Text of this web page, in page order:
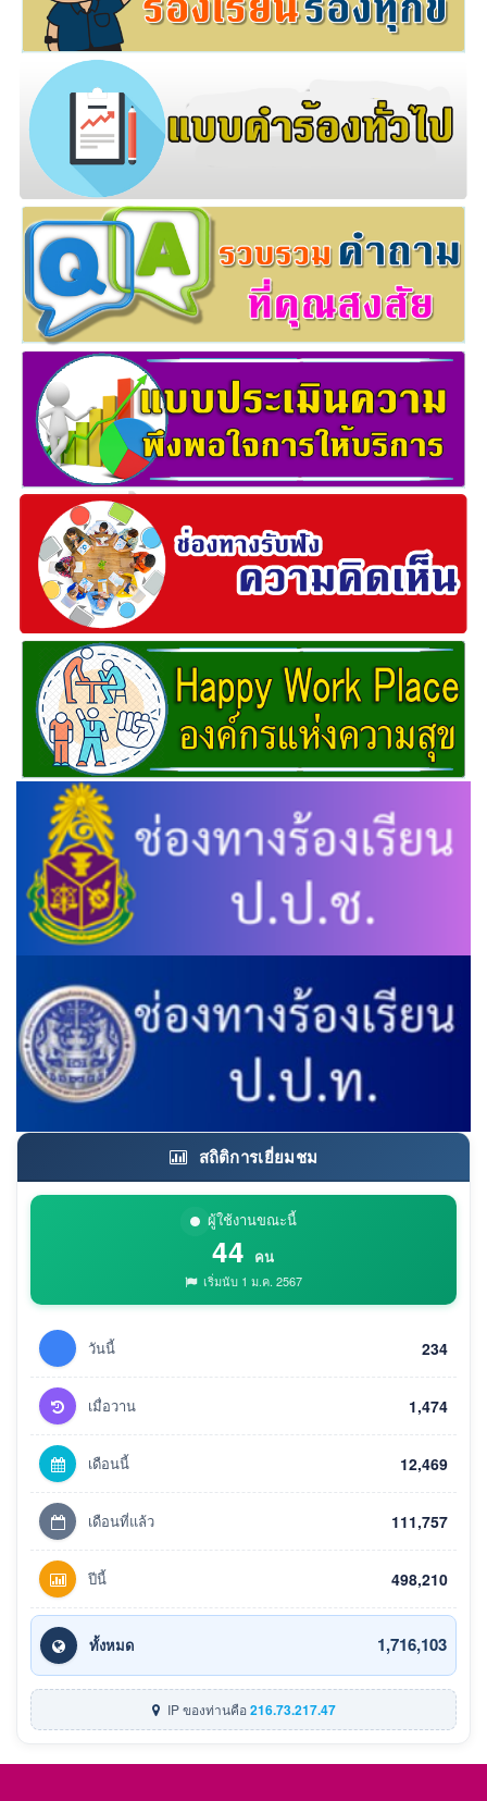
สถิติการเยี่ยมชม
ผู้ใช้งานขณะนี้
44 คน
เริ่มนับ 1 ม.ค. 2567
วันนี้ 234
เมื่อวาน 1,474
เดือนนี้ 12,469
เดือนที่แล้ว 111,757
ปีนี้ 498,210
ทั้งหมด 1,716,103
IP ของท่านคือ216.73.217.47